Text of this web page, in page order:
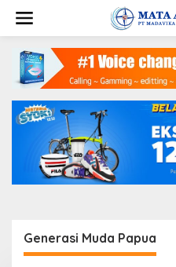
i
Generasi Muda Papua